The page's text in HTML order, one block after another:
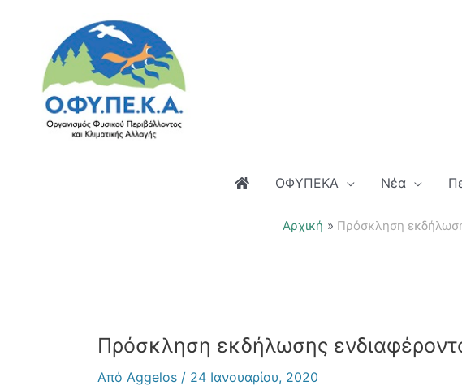
περιεχόμενο
ΟΦΥΠΕΚΑ Νέα
Αρχική Πρόσκληση
Πρόσκληση εκδήλωσης
Από Aggelos / 24 Ιανουαρίου, 2020